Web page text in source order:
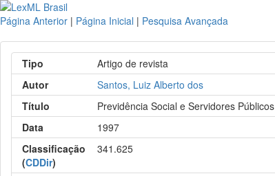
Página Anterior | Página Inicial | Pesquisa Avançada
Tipo
Artigo de revista
Autor
Santos, Luiz Alberto dos
Título
Previdência Social e Servidores Públicos
Data
1997
Classificação
(CDDir)
341.625